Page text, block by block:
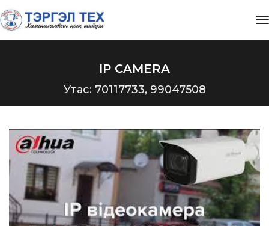
IP CAMERA
Утас: 70117733, 99047508